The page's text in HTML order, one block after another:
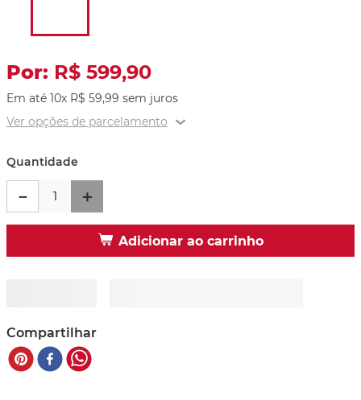
R$ 599,90
Em até 10x R$ 59,99 sem juros
Ver opções de parcelamento
Quantidade
＋
－
Adicionar ao carrinho
Compartilhar